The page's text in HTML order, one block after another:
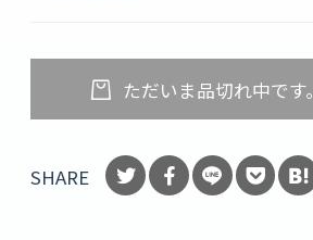
ただいま品切れ中です。
SHARE